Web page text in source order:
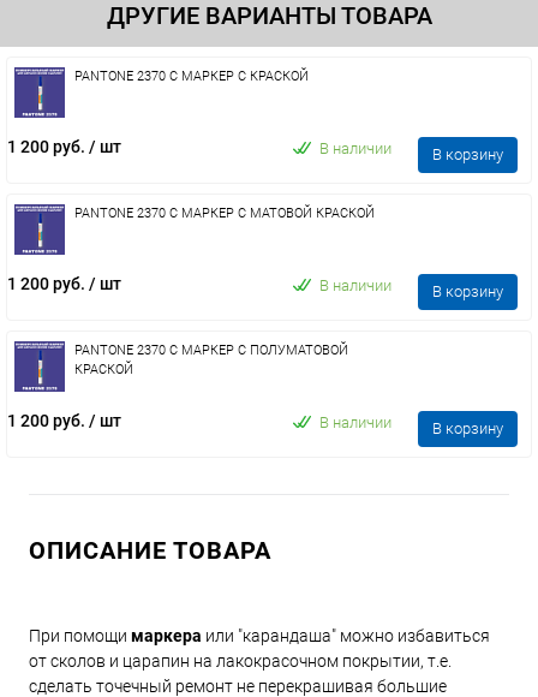
ДРУГИЕ ВАРИАНТЫ ТОВАРА
PANTONE 2370 C МАРКЕР С КРАСКОЙ
1 200 руб. / шт В наличии В корзину
PANTONE 2370 C МАРКЕР С МАТОВОЙ КРАСКОЙ
1 200 руб. / шт В наличии В корзину
PANTONE 2370 C МАРКЕР С ПОЛУМАТОВОЙ
КРАСКОЙ
1 200 руб. / шт В наличии В корзину
ОПИСАНИЕ ТОВАРА
При помощи маркера или "карандаша" можно избавиться
от сколов и царапин на лакокрасочном покрытии, т.е.
сделать точечный ремонт не перекрашивая большие